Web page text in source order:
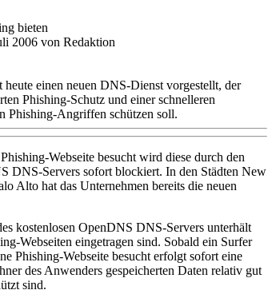
bieten
2006 von Redaktion
einen neuen DNS-Dienst vorgestellt, der
Phishing-Schutz und einer schnelleren
Phishing-Angriffen schützen soll.
Webseite besucht wird diese durch den
DNS-Servers sofort blockiert. In den Städten New
Alto hat das Unternehmen bereits die neuen
kostenlosen OpenDNS DNS-Servers unterhält
Webseiten eingetragen sind. Sobald ein Surfer
Phishing-Webseite besucht erfolgt sofort eine
des Anwenders gespeicherten Daten relativ gut
sind.